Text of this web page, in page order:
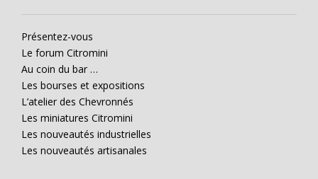
Présentez-vous
Le forum Citromini
Au coin du bar …
Les bourses et expositions
L’atelier des Chevronnés
Les miniatures Citromini
Les nouveautés industrielles
Les nouveautés artisanales